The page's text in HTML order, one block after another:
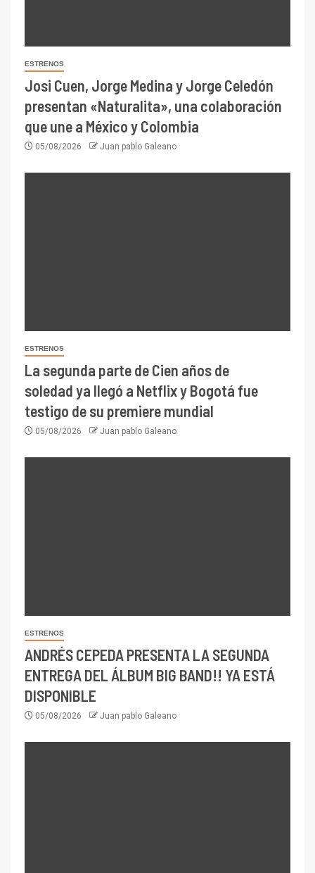
ESTRENOS
Josi Cuen, Jorge Medina y Jorge Celedón
presentan «Naturalita», una colaboración
que une a México y Colombia
05/08/2026 Juan pablo Galeano
ESTRENOS
La segunda parte de Cien años de
soledad ya llegó a Netflix y Bogotá fue
testigo de su premiere mundial
05/08/2026 Juan pablo Galeano
ESTRENOS
ANDRÉS CEPEDA PRESENTA LA SEGUNDA
ENTREGA DEL ÁLBUM BIG BAND!! YA ESTÁ
DISPONIBLE
05/08/2026 Juan pablo Galeano